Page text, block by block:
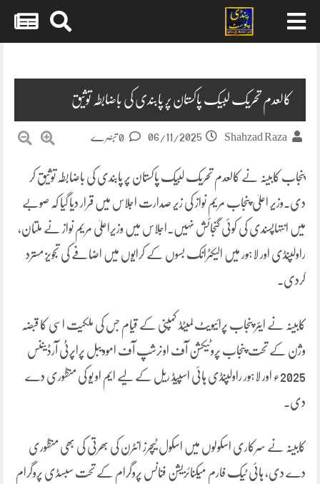
کالعدم تحریک لبیک پاکستان پر پابندی کی باضابطہ توثیق
Shahzad Raza
06/11/2025
پنجاب کابینہ نے کالعدم تحریک لبیک پاکستان پر پابندی کی باضابطہ توثیق کر
دی۔وزیر اعلیٰ پنجاب مریم نواز کی زیر صدارت اجلاس میں قرار دیا گیا کہ صوبے
میں انتہاپسندی کی کوئی گنجائش نہیں۔اجلاس میں وزیراعلیٰ مریم نواز نے ملتان،
راولپنڈی اور لاہور میں الیکٹرانک بسوں کے کرایوں میں اضافے کی تجویز مسترد
کردی۔
کابینہ نے ایئر پنجاب پرائیویٹ لمیٹڈ کمپنی کے قیام جس کی ملکیت اسی کا قبضہ
وژن کے تحت پنجاب پروٹیکشن آف اونرشپ آف اموویبل پراپرٹی آرڈیننس
2025ء اور لاہور راولپنڈی ہائی اسپیڈ ریل کے لیے ایم او یو کی منظوری دے
دی۔
کابینہ نے سرکاری اسکولوں میں اسکول ٹیچرز انٹرن کی بھرتی کی بھی منظوری
دے دی، ہائی ٹیک فارم میکنائزیشن فنانس پروگرام کے تحت سبسڈی پروگرام